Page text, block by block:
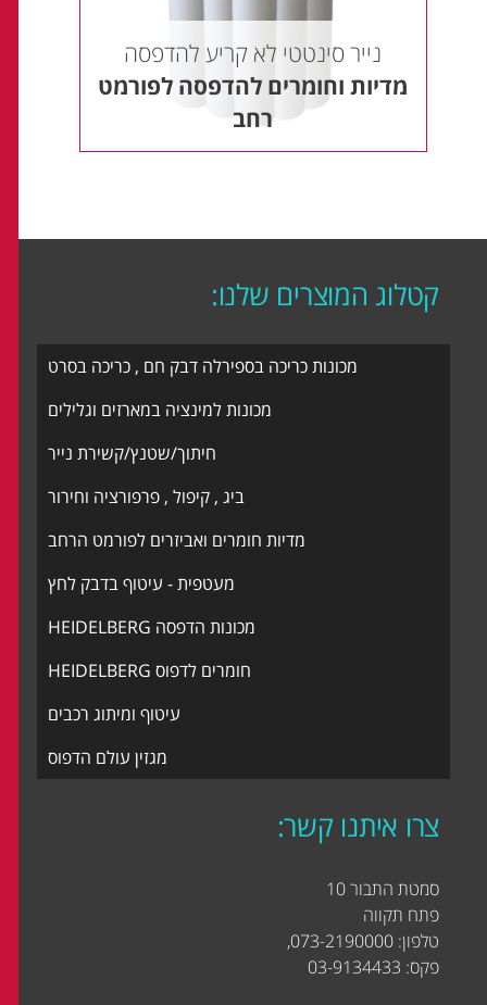
נייר סינטטי לא קריע להדפסה
מדיות וחומרים להדפסה לפורמט
רחב
קטלוג המוצרים שלנו:
מכונות כריכה בספירלה דבק חם , כריכה בסרט
מכונות למינציה במארזים וגלילים
חיתוך/שטנץ/קשירת נייר
ביג , קיפול , פרפורציה וחירור
מדיות חומרים ואביזרים לפורמט הרחב
מעטפית - עיטוף בדבק לחץ
מכונות הדפסה HEIDELBERG
חומרים לדפוס HEIDELBERG
עיטוף ומיתוג רכבים
מגזין עולם הדפוס
צרו איתנו קשר:
סמטת התבור 10
פתח תקווה
טלפון: 073-2190000,
פקס: 03-9134433